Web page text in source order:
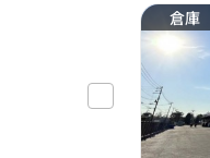
倉庫